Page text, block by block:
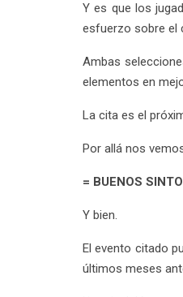
Y es que los
esfuerzo sobre el
Ambas
elementos en
La cita es el
Por allá nos
= BUENOS
Y bien.
El evento citado
últimos meses